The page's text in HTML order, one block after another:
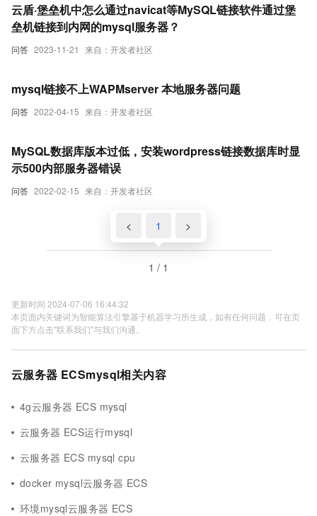
问答 2023-11-21 来自：开发者社区
云盾·堡垒机中怎么通过navicat等MySQL链接软件通过堡
垒机链接到内网的mysql服务器？
问答 2022-04-15 来自：开发者社区
mysql链接不上WAPMserver 本地服务器问题
问答 2022-02-15 来自：开发者社区
MySQL数据库版本过低，安装wordpress链接数据库时显
示500内部服务器错误
< 1 >
1 / 1
更新时间 2024-07-06 16:44:32
本页面内关键词为智能算法引擎基于机器学习所生成，如有任何问题，可在页
面下方点击"联系我们"与我们沟通。
云服务器 ECSmysql相关内容
4g云服务器 ECS mysql
云服务器 ECS运行mysql
云服务器 ECS mysql cpu
docker mysql云服务器 ECS
环境mysql云服务器 ECS